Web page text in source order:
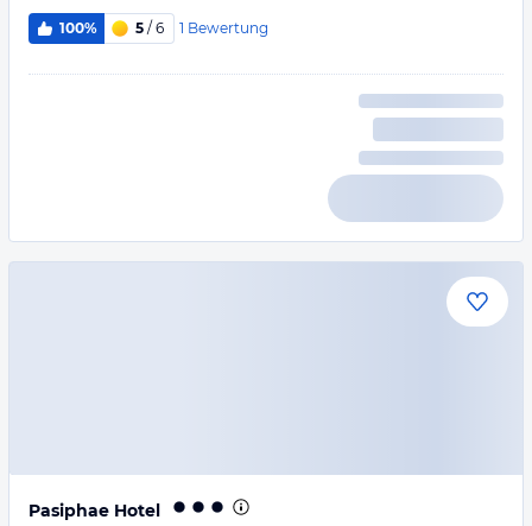
100% 5 / 6 1 Bewertung
Pasiphae Hotel